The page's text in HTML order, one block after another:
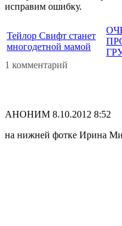
исправим ошибку.
Тейлор Свифт станет
многодетной мамой
1 комментарий
АНОНИМ 8.10.2012 8:52
на нижней фотке Ирина